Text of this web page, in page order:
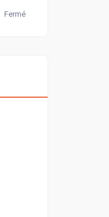
Fermé